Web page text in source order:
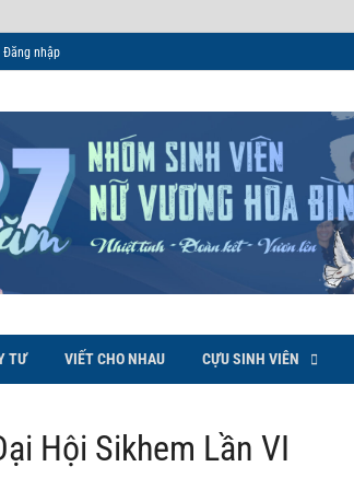
Đăng nhập
TƯ VIẾT CHO NHAU CỰU SINH VIÊN
Hội Sikhem Lần VI